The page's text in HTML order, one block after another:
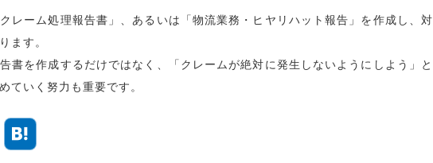
レーム処理報告書」、あるいは「物流業務・ヒヤリハット報告」を作成し、対
ます。
書を作成するだけではなく、「クレームが絶対に発生しないようにしよう」と
ていく努力も重要です。